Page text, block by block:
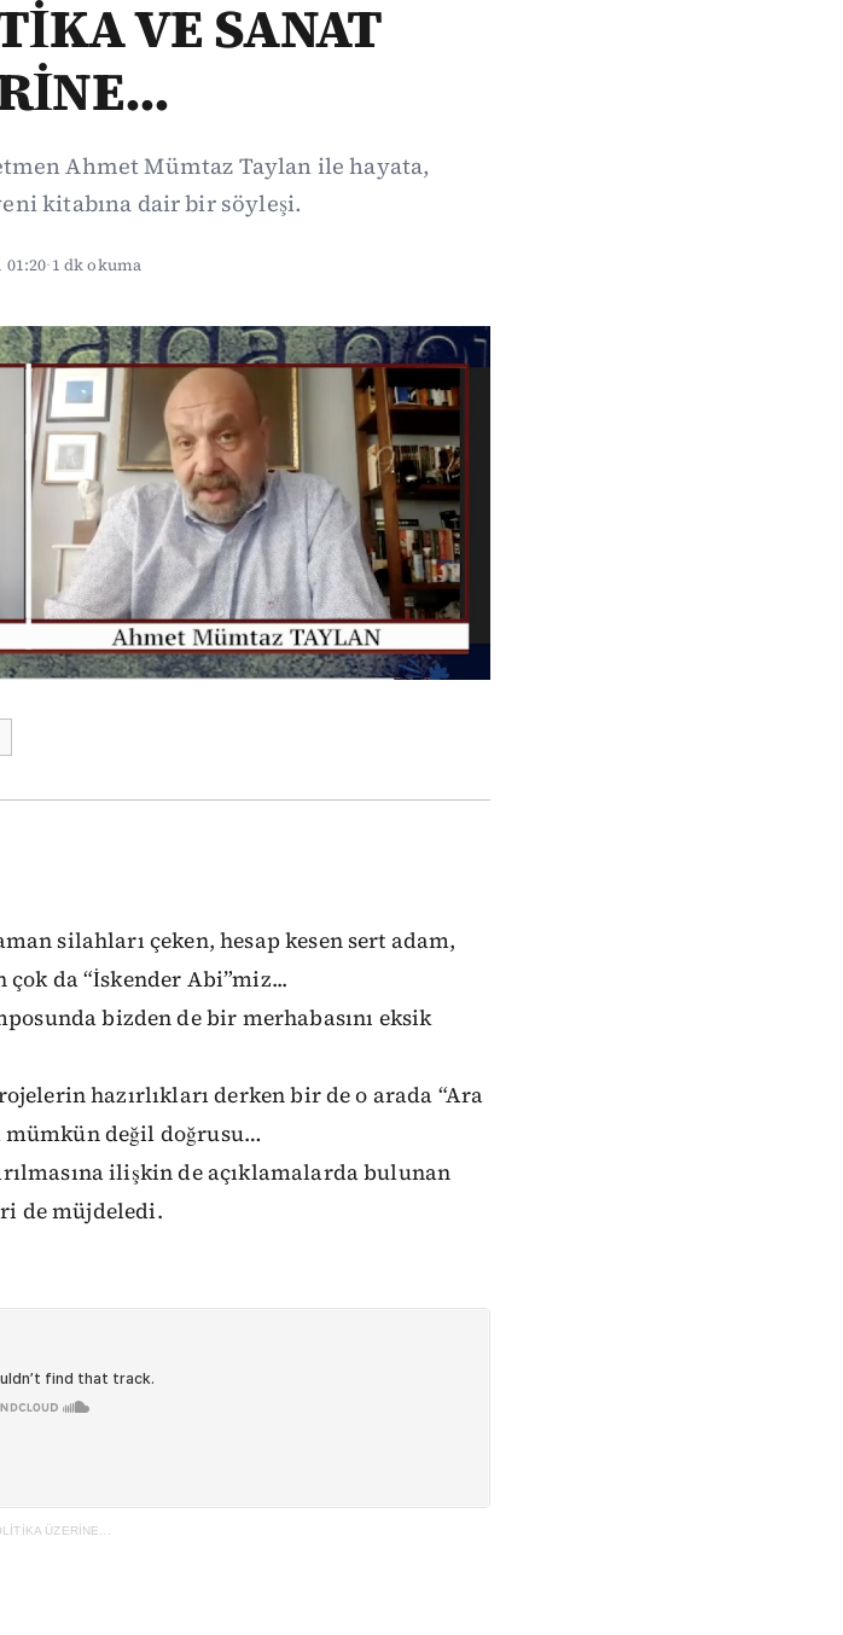
VE SANAT
Ahmet Mümtaz Taylan ile hayata,
kitabına dair bir söyleşi.
01:20·1 dk okuma
silahları çeken, hesap kesen sert adam,
da “İskender Abi”miz...
bizden de bir merhabasını eksik
hazırlıkları derken bir de o arada “Ara
mümkün değil doğrusu…
ilişkin de açıklamalarda bulunan
de müjdeledi.
ÜZERİNE...